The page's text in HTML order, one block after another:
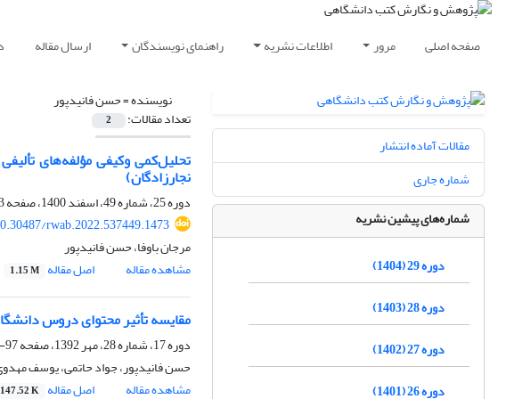
صفحه اصلی مرور اطلاعات نشریه راهنمای نویسندگان ارسال مقاله
نویسنده =حسن فانیدپور
تعداد مقالات: 2
تحلیل‌‌کمی وکیفی مؤلفه‌های
نجارزادگان)
دوره 25، شماره 49، اسفند 1400، صفحه
rwab.2022.537449.1473
مرجان باوفا، حسن فانیدپور
مشاهده مقاله
اصل مقاله 1.15 M
مقایسه تأثیر محتوای دروس
دوره 17، شماره 28، مهر 1392، صفحه
97-113
حسن فانیدپور، جواد حاتمی، یوسف
مشاهده مقاله
اصل مقاله 147.52 K
مقالات آماده انتشار
شماره جاری
شماره‌های پیشین نشریه
دوره 29 (1404)
دوره 28 (1403)
دوره 27 (1402)
دوره 26 (1401)